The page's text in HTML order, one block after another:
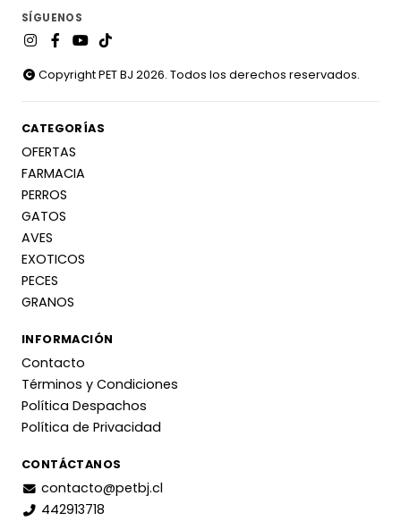
SÍGUENOS
Copyright PET BJ 2026. Todos los derechos reservados.
CATEGORÍAS
OFERTAS
FARMACIA
PERROS
GATOS
AVES
EXOTICOS
PECES
GRANOS
INFORMACIÓN
Contacto
Términos y Condiciones
Política Despachos
Política de Privacidad
CONTÁCTANOS
contacto@petbj.cl
442913718